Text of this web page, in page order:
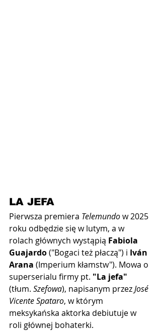
LA JEFA
Pierwsza premiera Telemundo w 2025
roku odbędzie się w lutym, a w
rolach głównych wystąpią Fabiola
Guajardo ("Bogaci też płaczą") i Iván
Arana (Imperium kłamstw"). Mowa o
superserialu firmy pt. "La jefa"
(tłum. Szefowa), napisanym przez José
Vicente Spataro, w którym
meksykańska aktorka debiutuje w
roli głównej bohaterki.